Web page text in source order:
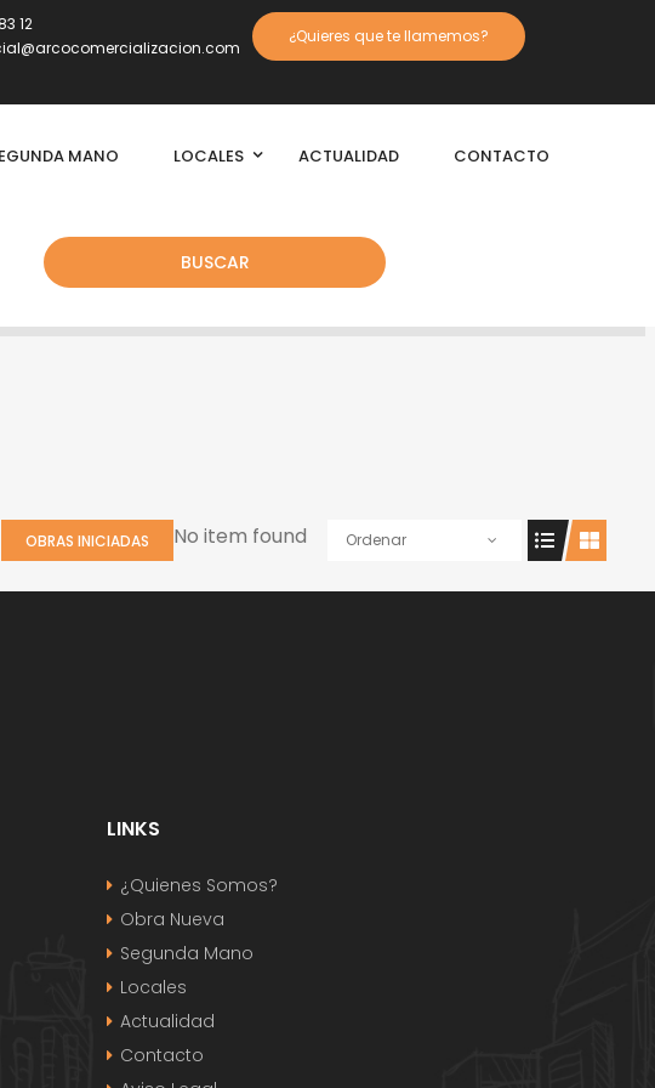
¿Quieres que te llamemos?
12
MANO LOCALES ACTUALIDAD CONTACTO
BUSCAR
OBRAS INICIADAS Ordenar
No item found
LINKS
¿Quienes Somos?
Obra Nueva
Segunda Mano
Locales
Actualidad
Contacto